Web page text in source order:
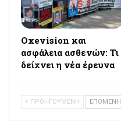
Oxevision και
ασφάλεια ασθενών: Τι
δείχνει η νέα έρευνα
ΠΡΟΗΓΟΥΜΕΝΗ ΕΠΟΜΕΝΗ